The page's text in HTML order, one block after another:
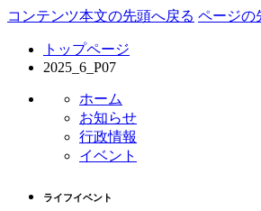
コンテンツ本文の先頭へ戻る ページの
トップページ
2025_6_P07
ホーム
お知らせ
行政情報
イベント
ライフイベント